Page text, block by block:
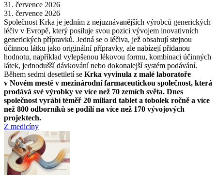
31. července 2026
31. července 2026
Společnost Krka je jedním z nejuznávanějších výrobců generických
léčiv v Evropě, který posiluje svou pozici vývojem inovativních
generických přípravků. Jedná se o léčiva, jež obsahují stejnou
účinnou látku jako originální přípravky, ale nabízejí přidanou
hodnotu, například vylepšenou lékovou formu, kombinaci účinných
látek, jednodušší dávkování nebo dokonalejší systém podávání.
Během sedmi desetiletí se Krka vyvinula z malé laboratoře
v Novém mestě v mezinárodní farmaceutickou společnost, která
prodává své výrobky ve více než 70 zemích světa. Dnes
společnost vyrábí téměř 20 miliard tablet a tobolek ročně a více
než 800 odborníků se podílí na více než 170 vývojových
projektech.
Z medicíny